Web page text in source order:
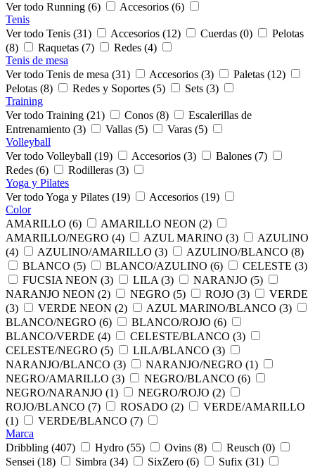
Ver todo Running (6)
Accesorios (6)
Tenis
Ver todo Tenis (31)
Accesorios (12) Cuerdas (0)
Pelotas
(8)
Raquetas (7)
Redes (4)
Tenis de mesa
Ver todo Tenis de mesa (31)
Accesorios (3)
Paletas (12)
Pelotas (8)
Redes y Soportes (5)
Sets (3)
Training
Ver todo Training (21)
Conos (8)
Escalerillas de
Entrenamiento (3)
Vallas (5)
Varas (5)
Volleyball
Ver todo Volleyball (19)
Accesorios (3)
Balones (7)
Redes (6)
Rodilleras (3)
Yoga y Pilates
Ver todo Yoga y Pilates (19)
Accesorios (19)
Color
AMARILLO (6)
AMARILLO NEON (2)
AMARILLO/NEGRO (4)
AZUL MARINO (3)
AZULINO
(4)
AZULINO/AMARILLO (3)
AZULINO/BLANCO (8)
BLANCO (5)
BLANCO/AZULINO (6)
CELESTE (3)
FUCSIA NEON (3)
LILA (3)
NARANJO (5)
NARANJO NEON (2)
NEGRO (5) ROJO (3)
VERDE
(3)
VERDE NEON (2)
AZUL MARINO/BLANCO (3)
BLANCO/NEGRO (6)
BLANCO/ROJO (6)
BLANCO/VERDE (4)
CELESTE/BLANCO (3)
CELESTE/NEGRO (5)
LILA/BLANCO (3)
NARANJO/BLANCO (3)
NARANJO/NEGRO (1)
NEGRO/AMARILLO (3)
NEGRO/BLANCO (6)
NEGRO/NARANJO (1)
NEGRO/ROJO (2)
ROJO/BLANCO (7)
ROSADO (2)
VERDE/AMARILLO
(1)
VERDE/BLANCO (7)
Marca
Dribbling (407)
Hydro (55) Ovins (8)
Reusch (0)
Sensei (18)
Simbra (34) SixZero (6)
Sufix (31)